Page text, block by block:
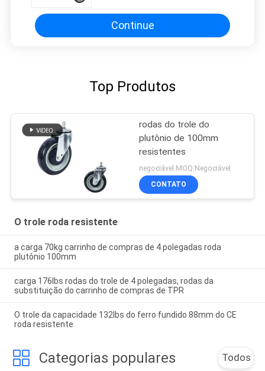
Continue
Top Produtos
rodas do trole do
plutônio de 100mm
resistentes
negociável MOQ:Negociável
CONTATO
O trole roda resistente
a carga 70kg carrinho de compras de 4 polegadas roda
plutônio 100mm
carga 176lbs rodas do trole de 4 polegadas, rodas da
substituição do carrinho de compras de TPR
O trole da capacidade 132lbs do ferro fundido 88mm do CE
roda resistente
Categorias populares Todos